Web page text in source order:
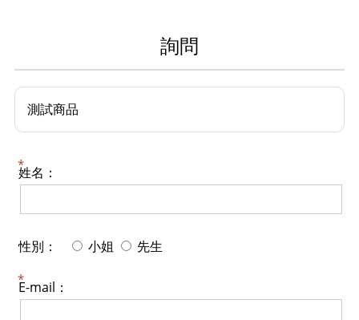
詢問
測試商品
姓名：
性別： 小姐 先生
E-mail：